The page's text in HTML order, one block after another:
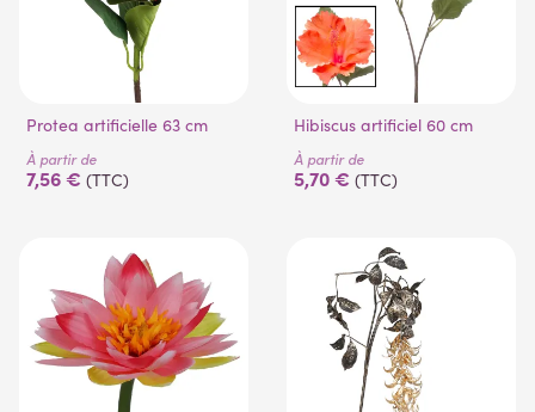
Protea artificielle 63 cm
À partir de
7,56 € (TTC)
Hibiscus artificiel 60 cm
À partir de
5,70 € (TTC)